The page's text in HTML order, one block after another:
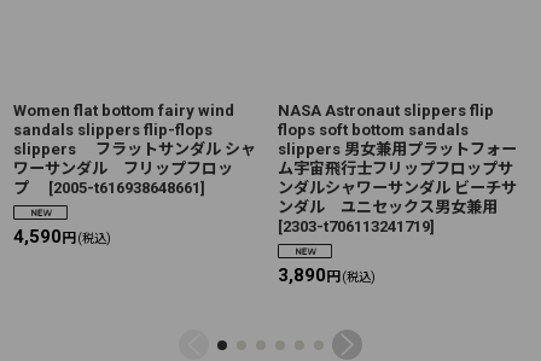
Women flat bottom fairy wind
sandals slippers flip-flops
slippers フラットサンダル シャ
ワーサンダル フリップフロッ
プ
[2005-t616938648661]
4,590 円 (税込)
NASA Astronaut slippers flip
flops soft bottom sandals
slippers 男女兼用プラットフォー
ム宇宙飛行士フリップフロップサ
ンダルシャワーサンダル ビーチサ
ンダル ユニセックス男女兼用
[2303-t706113241719]
3,890 円 (税込)